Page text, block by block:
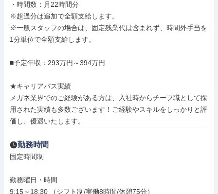
・時間数：月22時間分
※超過分は追加で全額支給します。
※一般スタッフの場合は、固定残業代は含まれず、時間外手当を
1分単位で全額支給します。
■予定年収：293万円～394万円
★キャリアパス実績
メガネ業界でのご経験がある方は、入社時からチーフ職として採
用された実績も多数ございます！ご経験やスキルをしっかりと評
価し、優遇いたします。
勤務時間
固定時間制
勤務曜日・時間
9:15～18:30 （シフト制/実働8時間/休憩75分）